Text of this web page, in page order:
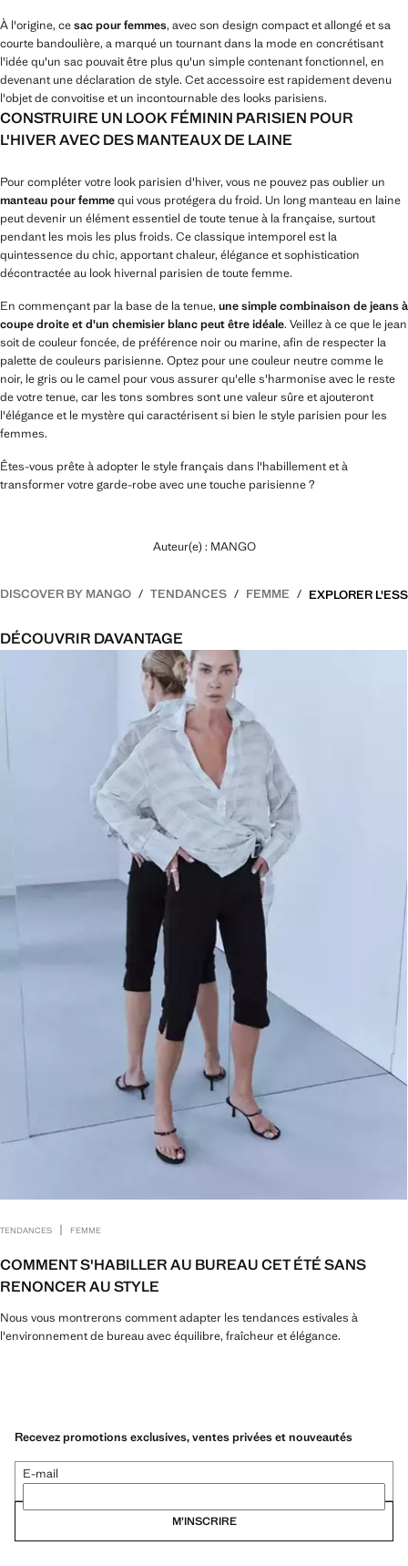
À l'origine, cesac pour femmes, avec son design compact et allongé et sa
courte bandoulière, a marqué un tournant dans la mode en concrétisant
l'idée qu'un sac pouvait être plus qu'un simple contenant fonctionnel, en
devenant une déclaration de style. Cet accessoire est rapidement devenu
l'objet de convoitise et un incontournable des looks parisiens.
CONSTRUIRE UN LOOK FÉMININ PARISIEN POUR
L'HIVER AVEC DES MANTEAUX DE LAINE
Pour compléter votre look parisien d'hiver, vous ne pouvez pas oublier un
manteau pour femmequi vous protégera du froid. Un long manteau en laine
peut devenir un élément essentiel de toute tenue à la française, surtout
pendant les mois les plus froids. Ce classique intemporel est la
quintessence du chic, apportant chaleur, élégance et sophistication
décontractée au look hivernal parisien de toute femme.
En commençant par la base de la tenue, une simple combinaison de jeans à
coupe droite et d'un chemisier blanc peut être idéale. Veillez à ce que le jean
soit de couleur foncée, de préférence noir ou marine, afin de respecter la
palette de couleurs parisienne. Optez pour une couleur neutre comme le
noir, le gris ou le camel pour vous assurer qu'elle s'harmonise avec le reste
de votre tenue, car les tons sombres sont une valeur sûre et ajouteront
l'élégance et le mystère qui caractérisent si bien le style parisien pour les
femmes.
Êtes-vous prête à adopter le style français dans l'habillement et à
transformer votre garde-robe avec une touche parisienne ?
Auteur(e) : MANGO
DISCOVER BY MANGO TENDANCES FEMME
DÉCOUVRIR DAVANTAGE
TENDANCES | FEMME
COMMENT S'HABILLER AU BUREAU CET ÉTÉ SANS
RENONCER AU STYLE
Nous vous montrerons comment adapter les tendances estivales à
l'environnement de bureau avec équilibre, fraîcheur et élégance.
Recevez promotions exclusives, ventes privées et nouveautés
E-mail
M’INSCRIRE